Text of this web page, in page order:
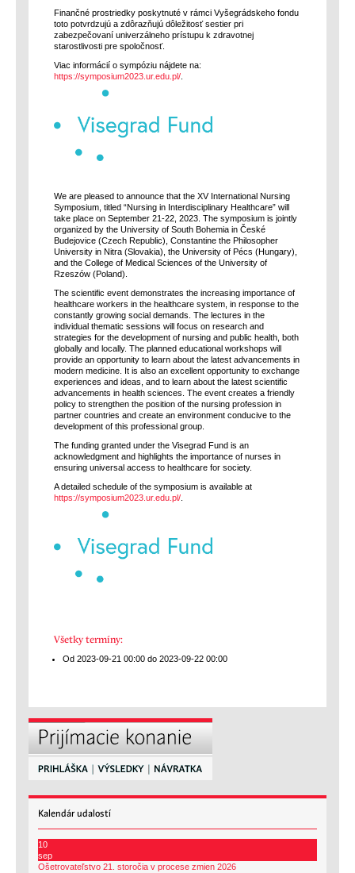
Finančné prostriedky poskytnuté v rámci Vyšegrádskeho fondu
toto potvrdzujú a zdôrazňujú dôležitosť sestier pri
zabezpečovaní univerzálneho prístupu k zdravotnej
starostlivosti pre spoločnosť.
Viac informácií o sympóziu nájdete na:
https://symposium2023.ur.edu.pl/
We are pleased to announce that the XV International Nursing
Symposium, titled “Nursing in Interdisciplinary Healthcare” will
take place on September 21-22, 2023. The symposium is jointly
organized by the University of South Bohemia in České
Budejovice (Czech Republic), Constantine the Philosopher
University in Nitra (Slovakia), the University of Pécs (Hungary),
and the College of Medical Sciences of the University of
Rzeszów (Poland).
The scientific event demonstrates the increasing importance of
healthcare workers in the healthcare system, in response to the
constantly growing social demands. The lectures in the
individual thematic sessions will focus on research and
strategies for the development of nursing and public health, both
globally and locally. The planned educational workshops will
provide an opportunity to learn about the latest advancements in
modern medicine. It is also an excellent opportunity to exchange
experiences and ideas, and to learn about the latest scientific
advancements in health sciences. The event creates a friendly
policy to strengthen the position of the nursing profession in
partner countries and create an environment conducive to the
development of this professional group.
The funding granted under the Visegrad Fund is an
acknowledgment and highlights the importance of nurses in
ensuring universal access to healthcare for society.
A detailed schedule of the symposium is available at
https://symposium2023.ur.edu.pl/
Všetky termíny:
Od 2023-09-21 00:00 do 2023-09-22 00:00
Kalendárudalostí
10
sep
Ošetrovateľstvo 21. storočia v procese zmien 2026